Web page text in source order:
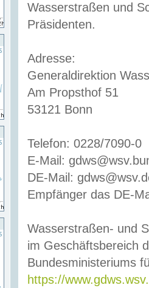
Wasserstraßen und
Präsidenten.
Adresse:
Generaldirektion
Am Propsthof 51
53121 Bonn
Telefon: 0228/7090-0
E-Mail:
DE-Mail:
Empfänger das DE-
Wasserstraßen- und
im Geschäftsbereich
Bundesministeriums
https://